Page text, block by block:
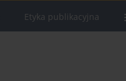
Etyka publikacyjna